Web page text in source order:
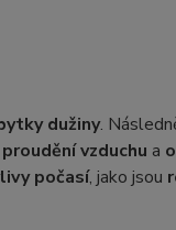
dužiny.
vzduchu a
počasí, jako jsou